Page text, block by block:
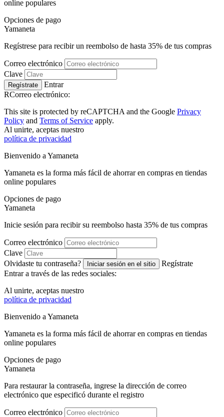
online populares
Opciones de pago
Yamaneta
Regístrese para recibir un reembolso de hasta 35% de tus compras
Correo electrónico
Clave
Regístrate
Entrar
RCorreo electrónico:
This site is protected by reCAPTCHA and the Google Privacy
Policy and Terms of Service apply.
Al unirte, aceptas nuestro
política de privacidad
Bienvenido a Yamaneta
Yamaneta es la forma más fácil de ahorrar en compras en tiendas
online populares
Opciones de pago
Yamaneta
Inicie sesión para recibir su reembolso hasta 35% de tus compras
Correo electrónico
Clave
Olvidaste tu contraseña?
Iniciar sesión en el sitio
Regístrate
Entrar a través de las redes sociales:
Al unirte, aceptas nuestro
política de privacidad
Bienvenido a Yamaneta
Yamaneta es la forma más fácil de ahorrar en compras en tiendas
online populares
Opciones de pago
Yamaneta
Para restaurar la contraseña, ingrese la dirección de correo
electrónico que especificó durante el registro
Correo electrónico